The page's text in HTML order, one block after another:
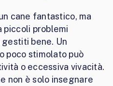
cane fantastico, ma
piccoli problemi
bene. Un
poco stimolato può
o eccessiva vivacità.
non è solo insegnare